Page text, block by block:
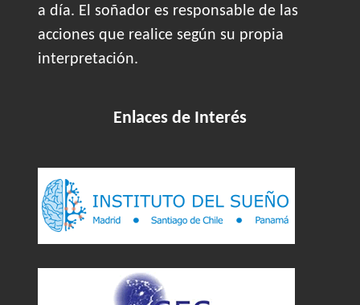
a día. El soñador es responsable de las
acciones que realice según su propia
interpretación.
Enlaces de Interés